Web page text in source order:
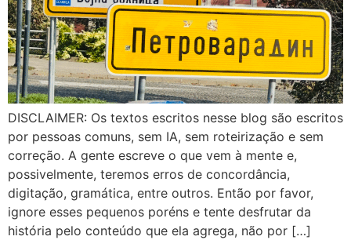
DISCLAIMER: Os textos escritos nesse blog são escritos
por pessoas comuns, sem IA, sem roteirização e sem
correção. A gente escreve o que vem à mente e,
possivelmente, teremos erros de concordância,
digitação, gramática, entre outros. Então por favor,
ignore esses pequenos poréns e tente desfrutar da
história pelo conteúdo que ela agrega, não por […]